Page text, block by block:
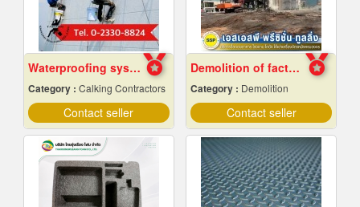
Waterproofing system service
Category : Calking Contractors
Contact seller
Demolition of factory in Samut Prakan
Category : Demolition
Contact seller